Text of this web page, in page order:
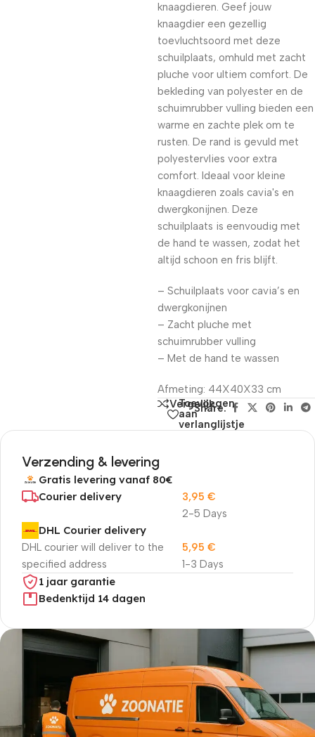
knaagdieren. Geef jouw
knaagdier een gezellig
toevluchtsoord met deze
schuilplaats, omhuld met zacht
pluche voor ultiem comfort. De
bekleding van polyester en de
schuimrubber vulling bieden een
warme en zachte plek om te
rusten. De rand is gevuld met
polyestervlies voor extra
comfort. Ideaal voor kleine
knaagdieren zoals cavia's en
dwergkonijnen. Deze
schuilplaats is eenvoudig met
de hand te wassen, zodat het
altijd schoon en fris blijft.
– Schuilplaats voor cavia’s en
dwergkonijnen
– Zacht pluche met
schuimrubber vulling
– Met de hand te wassen
Afmeting: 44X40X33 cm
Vergelijk
Toevoegen
aan
verlanglijstje
Share:
Verzending & levering
Gratis levering vanaf 80€
Courier delivery
2-5 Days
3,95 €
DHL Courier delivery
DHL courier will deliver to the
specified address
1-3 Days
5,95 €
1 jaar garantie
Bedenktijd 14 dagen